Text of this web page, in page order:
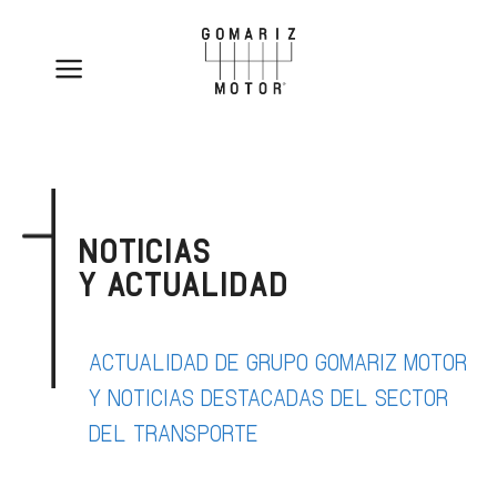
NOTICIAS
Y ACTUALIDAD
ACTUALIDAD DE GRUPO GOMARIZ MOTOR
Y NOTICIAS DESTACADAS DEL SECTOR
DEL TRANSPORTE